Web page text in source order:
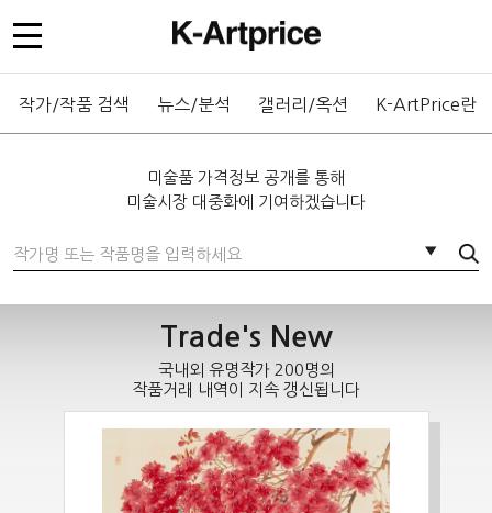
작가/작품 검색 뉴스/분석 갤러리/옥션 K-ArtPrice란
미술품 가격정보 공개를 통해
미술시장 대중화에 기여하겠습니다
▼
Trade's New
국내외 유명작가 200명의
작품거래 내역이 지속 갱신됩니다